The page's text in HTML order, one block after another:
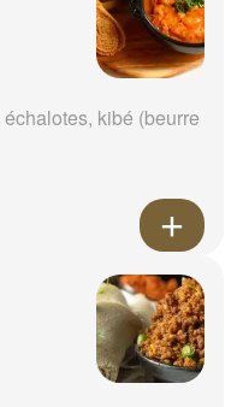
kibé (beurre